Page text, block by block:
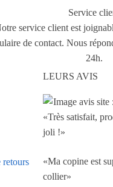
Service
service client est
de contact. Nous
24h.
retours
LEURS AVIS
«Très satisfait,
joli !»
«Ma copine est
collier»